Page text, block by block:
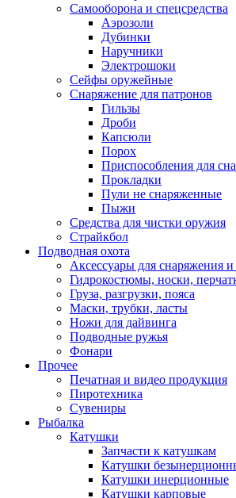
Самооборона и спецсредства
Аэрозоли
Дубинки
Наручники
Электрошоки
Сейфы оружейные
Снаряжение для патронов
Гильзы
Дроби
Капсюли
Порох
Приспособления для
Прокладки
Пули не снаряженные
Пыжи
Средства для чистки оружия
Страйкбол
Подводная охота
Аксессуары для снаряжения
Гидрокостюмы, носки,
Груза, разгрузки, пояса
Маски, трубки, ласты
Ножи для дайвинга
Подводные ружья
Фонари
Прочее
Печатная и видео продукция
Пиротехника
Сувениры
Рыбалка
Катушки
Запчасти к катушкам
Катушки
Катушки инерционные
Катушки карповые